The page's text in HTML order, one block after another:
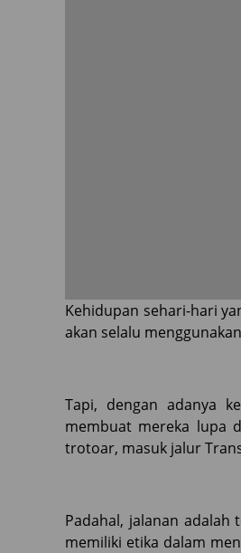
Kehidupan sehari-hari
akan selalu
Tapi, dengan adanya
membuat mereka lupa
trotoar, masuk jalur
Padahal, jalanan adalah
memiliki etika dalam